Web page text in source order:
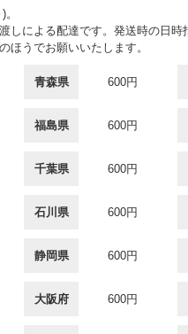
しによる配達です。発送時の日時
ほうでお願いいたします。
青森県 600円
福島県 600円
千葉県 600円
石川県 600円
静岡県 600円
大阪府 600円